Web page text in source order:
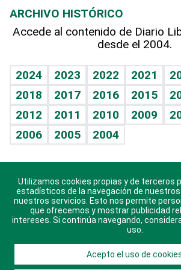
Hablando con el pediatra
Vida y familia
Eñe
Celebrando la vida
Sin complejos
En pocas palabras
Escuchando al corazón
Economía Personal
BRV
TBT Deportivo
Columnistas
Más firmas
Hecho en casa
Guía del dinero
Cumpleaños
Horóscopos
Juegos
ARCHIVO HISTÓRICO
Accede al contenido de Diario
desde el 2004.
2024 2023 2022 2021
2018
2017 2016 2015
2012
2011 2010 2009
2006
2005 2004
Descarga nuestras aplicaciones
sistema Huawei.
© 2021 Diario Libre, todos los
Utilizamos cookies propias y de terceros
estadísticos de la navegación de
nuestros servicios. Esto nos permite
que ofrecemos y mostrar publicidad
intereses. Si continúa navegando,
uso.
Acepto el uso de